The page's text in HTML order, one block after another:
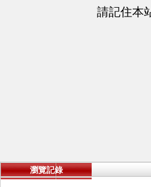
請記住本
瀏覽記錄